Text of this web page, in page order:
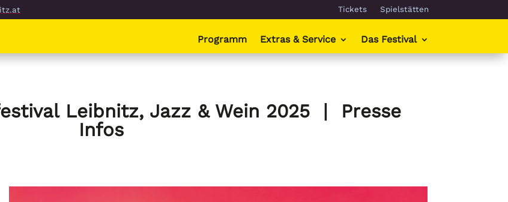
Tickets Spielstätten
Programm Extras & Service Das Festival
Leibnitz, Jazz & Wein 2025 | Presse
Infos